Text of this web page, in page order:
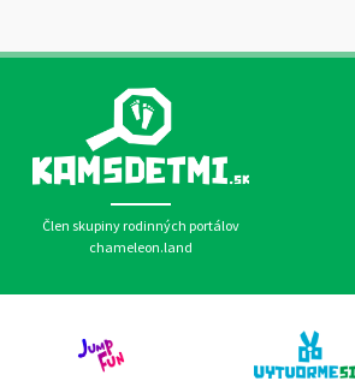
Člen skupiny rodinných portálov
chameleon.land